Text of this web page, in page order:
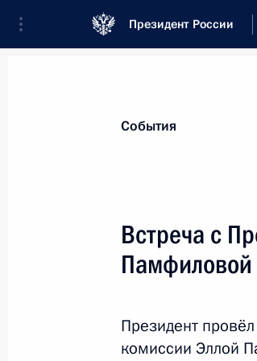
Президент России
Новости
О среднем классе
События
Встреча с
Памфиловой
Президент
комиссии Эллой